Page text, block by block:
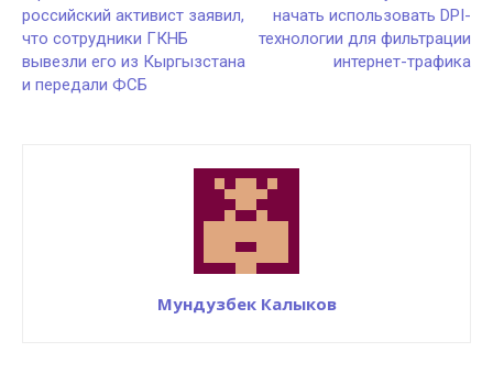
российский активист заявил,
что сотрудники ГКНБ
вывезли его из Кыргызстана
и передали ФСБ
начать использовать DPI-
технологии для фильтрации
интернет-трафика
Мундузбек Калыков